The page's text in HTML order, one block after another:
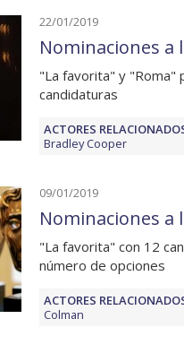
22/01/2019
Nominaciones a
"La favorita" y "Roma"
candidaturas
ACTORES
Bradley Cooper
09/01/2019
Nominaciones a
"La favorita" con 12
número de opciones
ACTORES
Colman